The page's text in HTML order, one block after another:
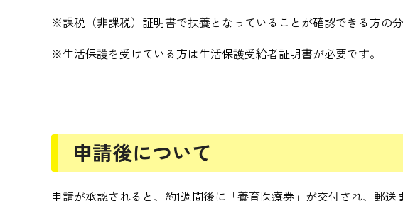
※課税（非課税）証明書で扶養となっていることが確認できる方の分
※生活保護を受けている方は生活保護受給者証明書が必要です。
申請後について
申請が承認されると、約1週間後に「養育医療券」が交付され、郵